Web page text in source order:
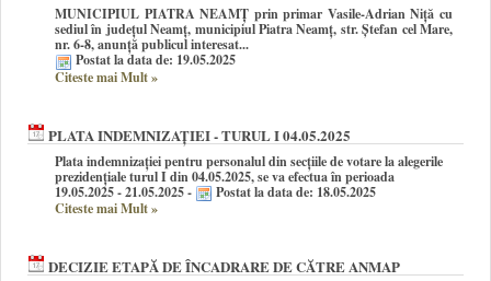
MUNICIPIUL PIATRA NEAMȚ prin primar Vasile-Adrian Niță cu
sediul în județul Neamț, municipiul Piatra Neamț, str. Ștefan cel Mare,
nr. 6-8, anunță publicul interesat...
Postat la data de: 19.05.2025
Citeste mai Mult»
PLATA INDEMNIZAȚIEI - TURUL I 04.05.2025
Plata indemnizației pentru personalul din secțiile de votare la alegerile
prezidențiale turul I din 04.05.2025, se va efectua în perioada
19.05.2025 - 21.05.2025 -
Postat la data de: 18.05.2025
Citeste mai Mult»
DECIZIE ETAPĂ DE ÎNCADRARE DE CĂTRE ANMAP